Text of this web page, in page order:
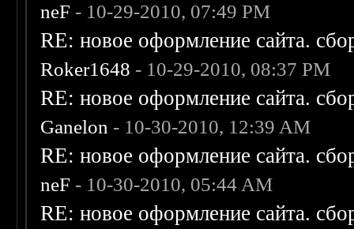
neF - 10-29-2010, 07:49 PM
RE: новое оформление сайта.
Roker1648 - 10-29-2010, 08:37 PM
RE: новое оформление сайта.
Ganelon - 10-30-2010, 12:39 AM
RE: новое оформление сайта.
neF - 10-30-2010, 05:44 AM
RE: новое оформление сайта.